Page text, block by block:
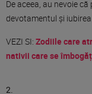
De aceea, au nevoie
devotamentul și
VEZI SI: Zodiile care
nativii care se